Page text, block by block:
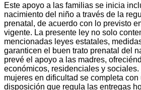
Este apoyo a las familias se inicia
nacimiento del niño a través de la
prenatal, de acuerdo con lo previsto
vigente. La presente ley no solo
mencionadas leyes estatales,
garanticen el buen trato prenatal del
prevé el apoyo a las madres,
económicos, residenciales y
mujeres en dificultad se completa con
disposición que regula las entregas